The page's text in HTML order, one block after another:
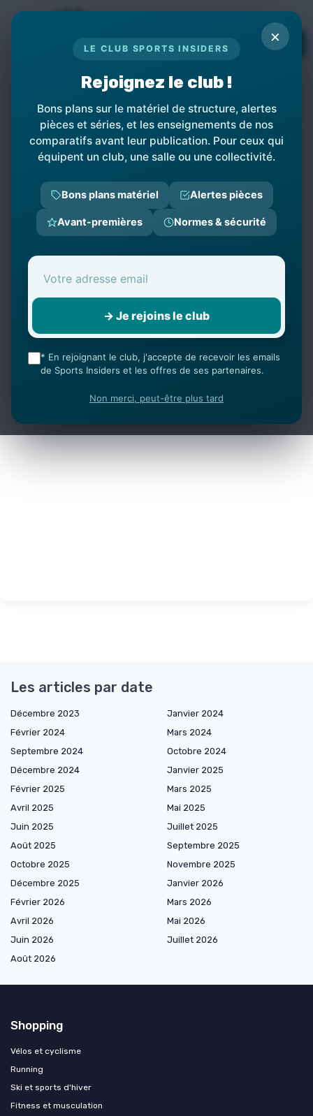
TOPs
INVICTA
← Retour à la liste des produits
Catégories
Les articles par date
Décembre 2023
Janvier 2024
Février 2024
Mars 2024
Septembre 2024
Octobre 2024
Décembre 2024
Janvier 2025
Février 2025
Mars 2025
Avril 2025
Mai 2025
Juin 2025
Juillet 2025
Août 2025
Septembre 2025
Octobre 2025
Novembre 2025
Décembre 2025
Janvier 2026
Février 2026
Mars 2026
Avril 2026
Mai 2026
Juin 2026
Juillet 2026
Août 2026
Shopping
Vélos et cyclisme
Running
Ski et sports d'hiver
Fitness et musculation
×
LE CLUB SPORTS INSIDERS
Rejoignez le club !
Bons plans sur le matériel de structure, alertes
pièces et séries, et les enseignements de nos
comparatifs avant leur publication. Pour ceux qui
équipent un club, une salle ou une collectivité.
Bons plans matériel Alertes pièces
Avant-premières Normes & sécurité
→ Je rejoins le club
* En rejoignant le club, j'accepte de recevoir les emails
de Sports Insiders et les offres de ses partenaires.
Non merci, peut-être plus tard
Panneau de gestion des cookies